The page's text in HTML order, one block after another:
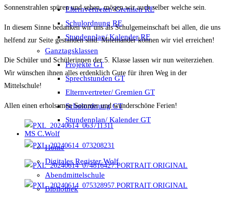
Elternvertreter/ Gremien RE
Schulordnung RE
Stundenplan/ Kalender RE
Ganztagsklassen
Projekte GT
Sprechstunden GT
Elternvertreter/ Gremien GT
Schulordnung GT
Stundenplan/ Kalender GT
MS C.Wolf
Home
Digitales Register Wolf
Abendmittelschule
Bibliothek
Sonnenstrahlen spüren und sehen, mögen wir auch selber welche sein.
In diesem Sinne bedanken wir uns als Schulgemeinschaft bei allen, die uns
helfend zur Seite gestanden sind. Miteinander können wir viel erreichen!
Die Schüler und Schülerinnen der 5. Klasse lassen wir nun weiterziehen.
Wir wünschen ihnen alles erdenklich Gute für ihren Weg in der
Mittelschule!
Allen einen erholsamen Sommer und wunderschöne Ferien!